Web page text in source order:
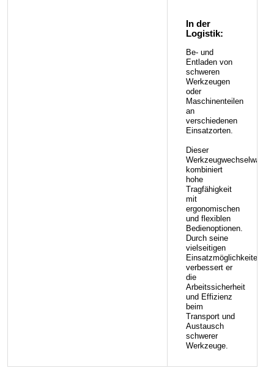
In der
Logistik:
Be- und
Entladen von
schweren
Werkzeugen
oder
Maschinenteilen
an
verschiedenen
Einsatzorten.
Dieser
Werkzeugwechselwagen
kombiniert
hohe
Tragfähigkeit
mit
ergonomischen
und flexiblen
Bedienoptionen.
Durch seine
vielseitigen
Einsatzmöglichkeiten
verbessert er
die
Arbeitssicherheit
und Effizienz
beim
Transport und
Austausch
schwerer
Werkzeuge.